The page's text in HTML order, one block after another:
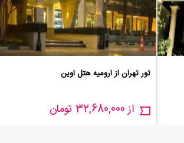
تور تهران از ارومیه هتل اوین
از 32,680,000 تومان